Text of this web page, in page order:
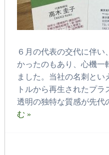
６月の代表の交代に伴
かったのもあり、心機一
ました。当社の名刺とい
トルから再生されたプ
透明の独特な質感が先
む »